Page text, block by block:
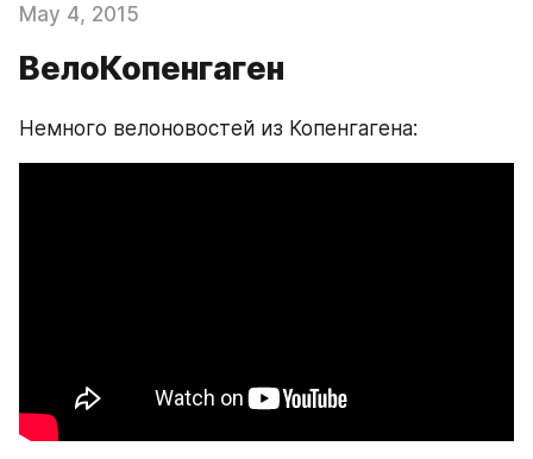
May 4, 2015
ВелоКопенгаген
Немного велоновостей из Копенгагена: